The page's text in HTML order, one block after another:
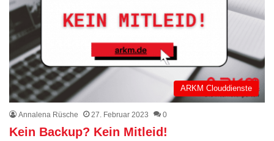
ARKM Clouddienste
Annalena Rüsche 27. Februar 2023 0
Kein Backup? Kein Mitleid!